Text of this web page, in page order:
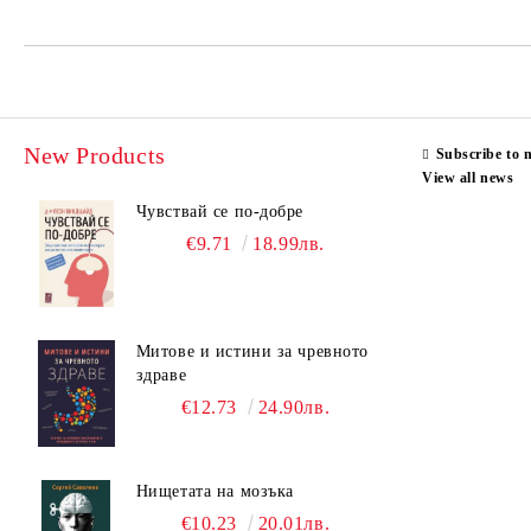
New Products
Чувствай се по-добре
€9.71 18.99лв.
Митове и истини за чревното
здраве
€12.73 24.90лв.
Нищетата на мозъка
€10.23 20.01лв.
Subscribe to
View all news